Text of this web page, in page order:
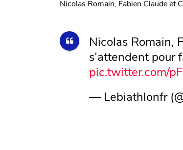
Nicolas Romain, Fabien Claude et
Nicolas Romain,
s’attendent pour
pic.twitter.com/
— Lebiathlonfr